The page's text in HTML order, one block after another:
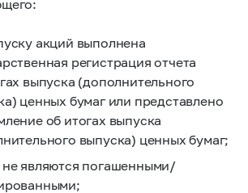
акций выполнена
регистрация отчета
выпуска (дополнительного
ценных бумаг или представлено
об итогах выпуска
выпуска) ценных бумаг;
являются погашенными/